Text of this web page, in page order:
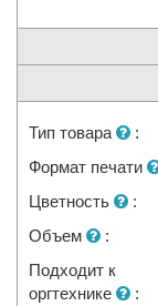
Тип товара :
Формат печати
Цветность
:
Объем
:
Подходит к
оргтехнике
: